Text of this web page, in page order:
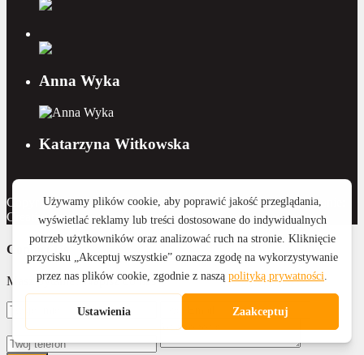
Anna Wyka
Katarzyna Witkowska
Copyright 2015 - 2026 Royal Home Nieruchomości | Wykonanie:
CreativeOne
Contact Us
Masz pytanie? Napisz do nas